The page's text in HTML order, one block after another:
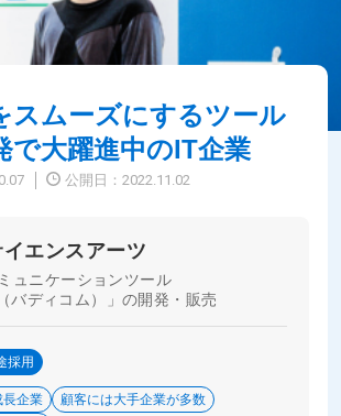
スムーズにするツール
で大躍進中のIT企業
公開日： 2022.11.02
エンスアーツ
ュニケーションツール
バディコム）」の開発・販売
採用
長企業
顧客には大手企業が多数